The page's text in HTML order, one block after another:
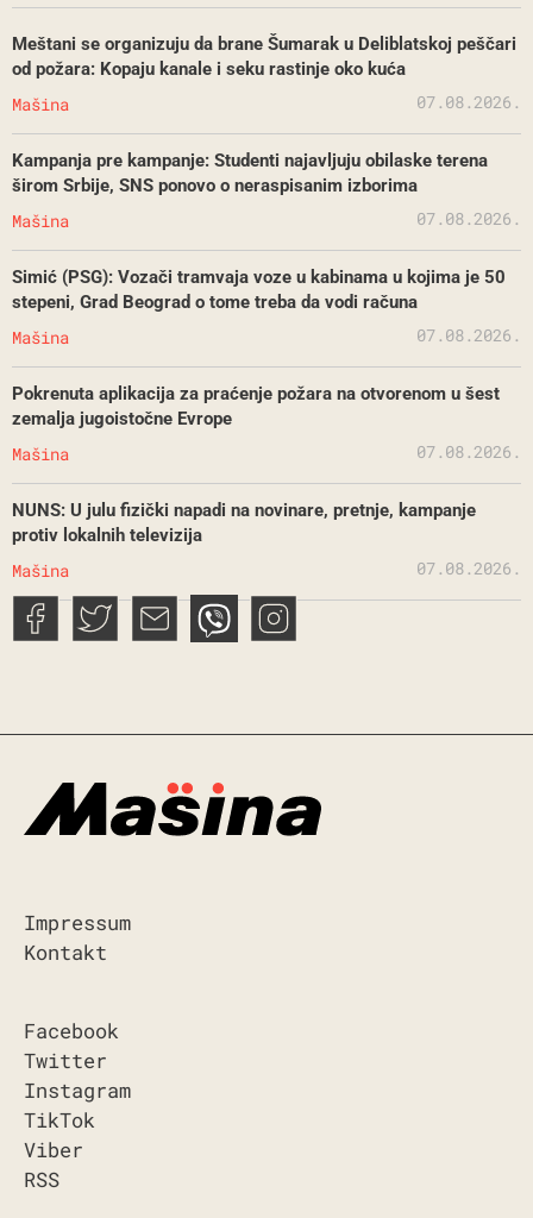
Meštani se organizuju da brane Šumarak u Deliblatskoj peščari
od požara: Kopaju kanale i seku rastinje oko kuća
Mašina 07.08.2026.
Kampanja pre kampanje: Studenti najavljuju obilaske terena
širom Srbije, SNS ponovo o neraspisanim izborima
Mašina 07.08.2026.
Simić (PSG): Vozači tramvaja voze u kabinama u kojima je 50
stepeni, Grad Beograd o tome treba da vodi računa
Mašina 07.08.2026.
Pokrenuta aplikacija za praćenje požara na otvorenom u šest
zemalja jugoistočne Evrope
Mašina 07.08.2026.
NUNS: U julu fizički napadi na novinare, pretnje, kampanje
protiv lokalnih televizija
Mašina 07.08.2026.
Impressum
Kontakt
Facebook
Twitter
Instagram
TikTok
Viber
RSS